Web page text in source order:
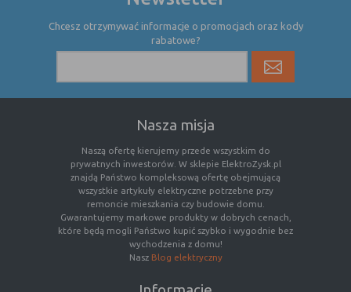
użytkowników
E. Rodzaje cookies ze względu na ingerencję w
prywatność użytkownika:
Opis
Nieszkodliwe obejmuje cookies:
- niezbędne do poprawnego działania
witryny
- potrzebne do umożliwienia działania
funkcjonalności witryny, jednak ich
działanie nie ma nic wspólnego ze
śledzeniem użytkownika
Chcesz otrzymywać informacje o promocjach oraz kody
rabatowe?
Nasza misja
Naszą ofertę kierujemy przede wszystkim do
prywatnych inwestorów. W sklepie ElektroZysk.pl
znajdą Państwo kompleksową ofertę obejmującą
wszystkie artykuły elektryczne potrzebne przy
remoncie mieszkania czy budowie domu.
Gwarantujemy markowe produkty w dobrych cenach,
które będą mogli Państwo kupić szybko i wygodnie bez
wychodzenia z domu!
Nasz Blog elektryczny